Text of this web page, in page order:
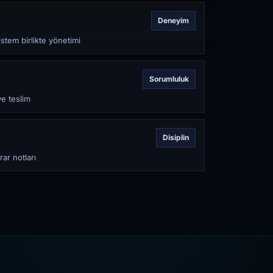
Deneyim
birlikte yönetimi
Sorumluluk
teslim
Disiplin
notları